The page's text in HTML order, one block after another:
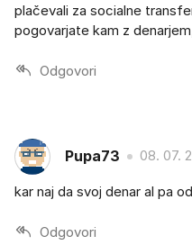
plačevali za socialne
pogovarjate kam z
Odgovori
Pupa73 08. 07.
kar naj da svoj denar al pa
Odgovori